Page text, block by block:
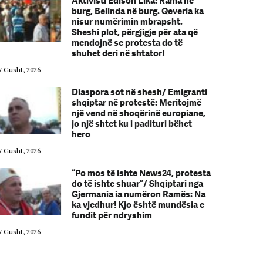
burg, Belinda në burg. Qeveria ka
nisur numërimin mbrapsht.
Sheshi plot, përgjigje për ata që
mendojnë se protesta do të
shuhet deri në shtator!
Gusht, 2026
Diaspora sot në shesh/ Emigranti
shqiptar në protestë: Meritojmë
një vend në shoqërinë europiane,
jo një shtet ku i padituri bëhet
hero
Gusht, 2026
“Po mos të ishte News24, protesta
do të ishte shuar”/ Shqiptari nga
Gjermania ia numëron Ramës: Na
ka vjedhur! Kjo është mundësia e
fundit për ndryshim
Gusht, 2026